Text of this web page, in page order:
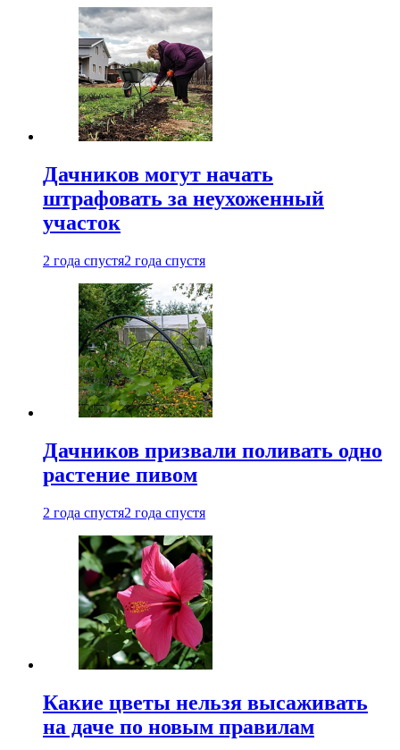
Дачников могут начать
штрафовать за неухоженный
участок
2 года спустя2 года спустя
Дачников призвали поливать одно
растение пивом
2 года спустя2 года спустя
Какие цветы нельзя высаживать
на даче по новым правилам